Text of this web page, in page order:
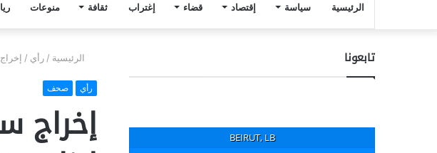
الرئيسية سياسة إقتصاد قضاء إغتراب ثقافة منوعات
الرئيسية / رأي /
رأي صحف
إخراج
تابعونا
BEIRUT, LB